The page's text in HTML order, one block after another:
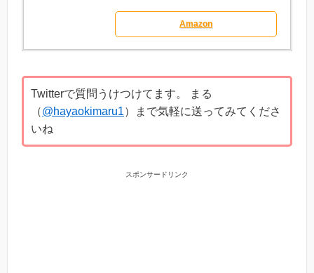
Amazon
Twitterで質問うけつけてます。 まる
（@hayaokimaru1）まで気軽に送ってみてくださ
いね
スポンサードリンク